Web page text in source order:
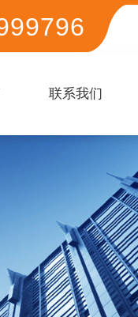
联系我们